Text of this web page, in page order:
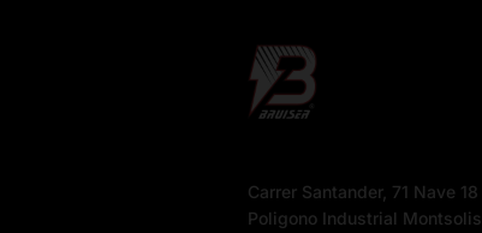
Carrer Santander, 71 Nave 18
Poligono Industrial Montsolis